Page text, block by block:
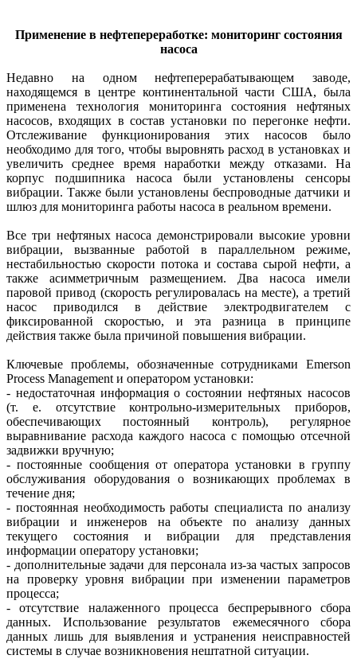
Применение в нефтепереработке: мониторинг состояния
насоса
Недавно на одном нефтеперерабатывающем заводе,
находящемся в центре континентальной части США, была
применена технология мониторинга состояния нефтяных
насосов, входящих в состав установки по перегонке нефти.
Отслеживание функционирования этих насосов было
необходимо для того, чтобы выровнять расход в установках и
увеличить среднее время наработки между отказами. На
корпус подшипника насоса были установлены сенсоры
вибрации. Также были установлены беспроводные датчики и
шлюз для мониторинга работы насоса в реальном времени.
Все три нефтяных насоса демонстрировали высокие уровни
вибрации, вызванные работой в параллельном режиме,
нестабильностью скорости потока и состава сырой нефти, а
также асимметричным размещением. Два насоса имели
паровой привод (скорость регулировалась на месте), а третий
насос приводился в действие электродвигателем с
фиксированной скоростью, и эта разница в принципе
действия также была причиной повышения вибрации.
Ключевые проблемы, обозначенные сотрудниками Emerson
Process Management и оператором установки:
- недостаточная информация о состоянии нефтяных насосов
(т. е. отсутствие контрольно-измерительных приборов,
обеспечивающих постоянный контроль), регулярное
выравнивание расхода каждого насоса с помощью отсечной
задвижки вручную;
- постоянные сообщения от оператора установки в группу
обслуживания оборудования о возникающих проблемах в
течение дня;
- постоянная необходимость работы специалиста по анализу
вибрации и инженеров на объекте по анализу данных
текущего состояния и вибрации для представления
информации оператору установки;
- дополнительные задачи для персонала из-за частых запросов
на проверку уровня вибрации при изменении параметров
процесса;
- отсутствие налаженного процесса беспрерывного сбора
данных. Использование результатов ежемесячного сбора
данных лишь для выявления и устранения неисправностей
системы в случае возникновения нештатной ситуации.